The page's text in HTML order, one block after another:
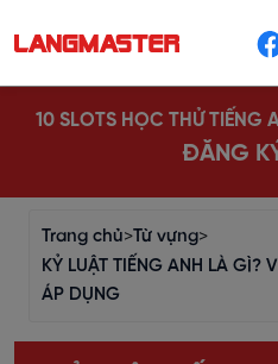
10 SLOTS HỌC THỬ TIẾNG
ĐĂNG
Trang chủ>Từ vựng>
KỶ LUẬT TIẾNG ANH LÀ GÌ?
ÁP DỤNG